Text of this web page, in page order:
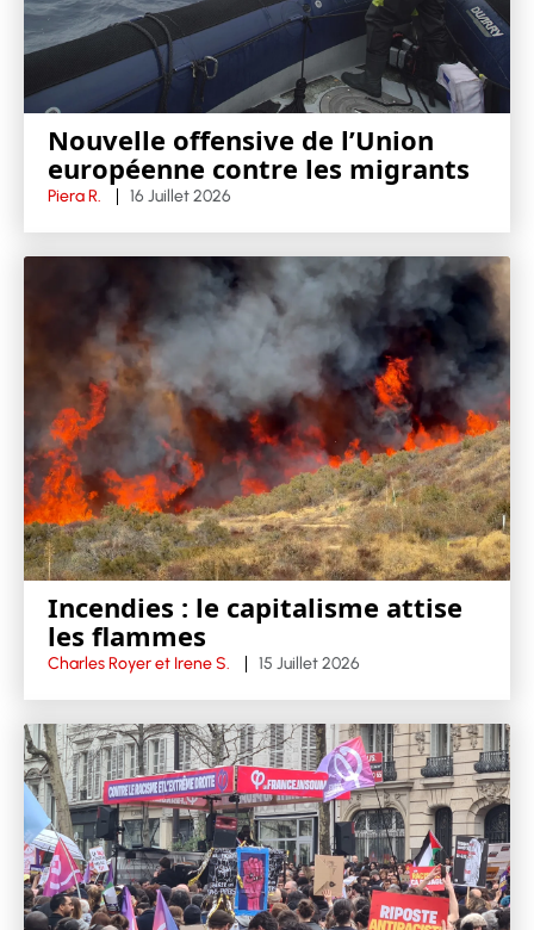
Nouvelle offensive de l’Union
européenne contre les migrants
Piera R. 16 Juillet 2026
Incendies : le capitalisme attise
les flammes
Charles Royer et Irene S. 15 Juillet 2026